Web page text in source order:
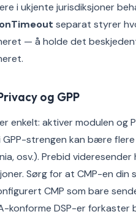
i ukjente jurisdiksjoner
separat styrer
— å holde det
og GPP
er enkelt: aktiver modulen
strengen kan bære flere
osv.). Prebid
Sørg for at CMP-en
CMP som bare
konforme DSP-er forkaster